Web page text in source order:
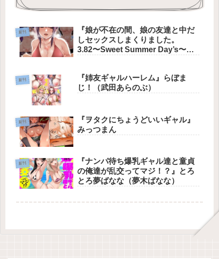
新刊
『娘が不在の間、娘の友達と中だ
しセックスしまくりました。
3.82〜Sweet Summer Day’s〜』
新刊
『姉友ギャルハーレム』らぼま
じ！（武田あらのぶ）
新刊
『ヲタクにちょうどいいギャル』
みっつまん
新刊
『ナンパ待ち爆乳ギャル達と童貞
の俺達が乱交ってマジ！？』とろ
とろ夢ばなな（夢木ばなな）